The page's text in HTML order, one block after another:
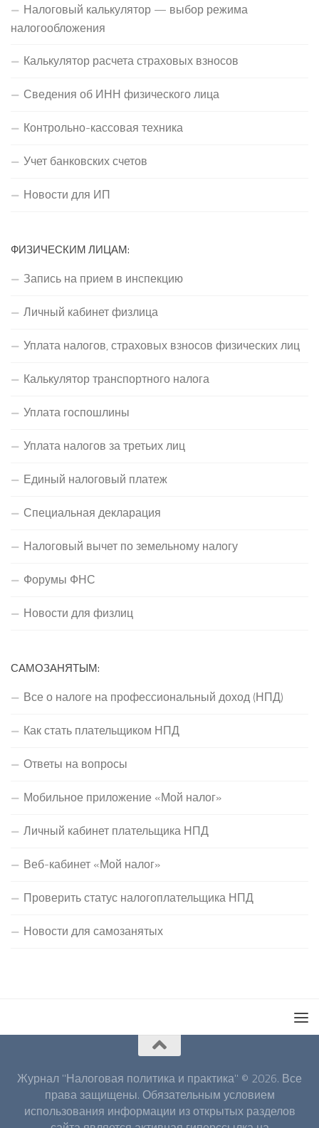
Налоговый калькулятор — выбор режима
налогообложения
Калькулятор расчета страховых взносов
Сведения об ИНН физического лица
Контрольно-кассовая техника
Учет банковских счетов
Новости для ИП
ФИЗИЧЕСКИМ ЛИЦАМ:
Запись на прием в инспекцию
Личный кабинет физлица
Уплата налогов, страховых взносов физических лиц
Калькулятор транспортного налога
Уплата госпошлины
Уплата налогов за третьих лиц
Единый налоговый платеж
Специальная декларация
Налоговый вычет по земельному налогу
Форумы ФНС
Новости для физлиц
САМОЗАНЯТЫМ:
Все о налоге на профессиональный доход (НПД)
Как стать плательщиком НПД
Ответы на вопросы
Мобильное приложение «Мой налог»
Личный кабинет плательщика НПД
Веб-кабинет «Мой налог»
Проверить статус налогоплательщика НПД
Новости для самозанятых
Журнал "Налоговая политика и практика" © 2026. Все
права защищены. Обязательным условием
использования информации из открытых разделов